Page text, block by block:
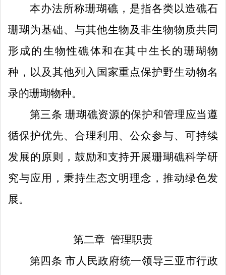
本办法所称珊瑚礁，是指各类以造礁石
珊瑚为基础、与其他生物及非生物物质共同
形成的生物性礁体和在其中生长的珊瑚物
种，以及其他列入国家重点保护野生动物名
录的珊瑚物种。
第三条 珊瑚礁资源的保护和管理应当遵
循保护优先、 合理利用、公众参与、可持续
发展的原则，鼓励和支持开展珊瑚礁科学研
究与应用，秉持生态文明理念，推动绿色发
展。
第二章 管理职责
第四条 市人民政府统一领导三亚市行政